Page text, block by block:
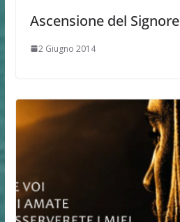
Ascensione del Signore
2 Giugno 2014